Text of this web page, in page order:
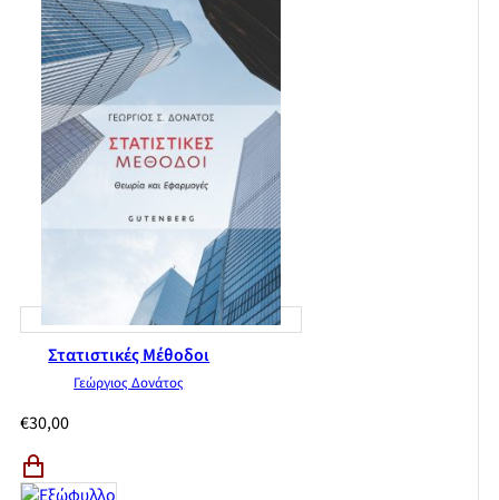
Στατιστικές Μέθοδοι
Γεώργιος Δονάτος
€30,00